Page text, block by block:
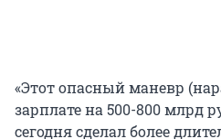
«Этот опасный маневр
зарплате на 500-800 млрд
сегодня сделал более